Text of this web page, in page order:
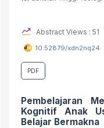
Abstract Views : 51
10.52879/xdn2nq24
PDF
Pembelajaran
Kognitif Anak
Belajar Bermakna